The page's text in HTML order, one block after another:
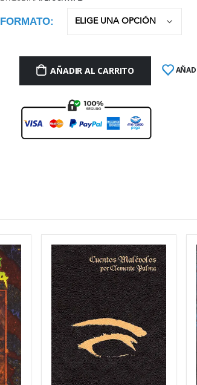
FORMATO
AÑADIR AL CARRITO